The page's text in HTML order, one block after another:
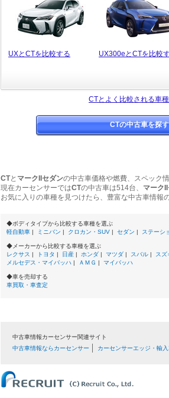
UXとCTを比較する UX300eとCTを比較
CTとよく比較される車
CTの中古車を探す
CTと マークIIセダンの中古車価格や燃費、スペック
現在カーセンサーではCTの中古車は514台、 マーク
お気に入りの車種を見つけたら、豊富な中古車情報
◆ボディタイプから比較する車種を選ぶ
軽自動車 | ミニバン | クロカン・SUV | セダン | ステーシ
◆メーカーから比較する車種を選ぶ
レクサス | トヨタ | 日産 | ホンダ | マツダ | スバル | スズ
メルセデス・マイバッハ | ＡＭＧ | マイバッハ
◆車を売却する
車買取・車査定
中古車情報カーセンサー関連サイト
中古車情報ならカーセンサー
カーセンサーエッジ・輸